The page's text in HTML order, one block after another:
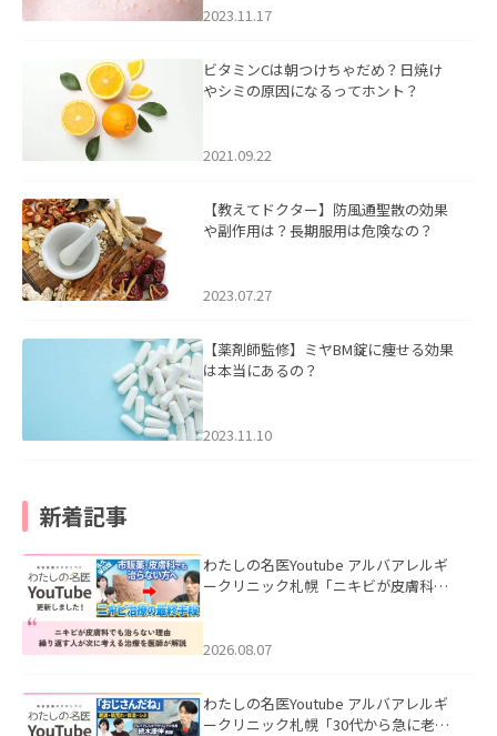
2023.11.17
ビタミンCは朝つけちゃだめ？日焼け
やシミの原因になるってホント？
2021.09.22
【教えてドクター】防風通聖散の効果
や副作用は？長期服用は危険なの？
2023.07.27
【薬剤師監修】ミヤBM錠に痩せる効果
は本当にあるの？
2023.11.10
新着記事
わたしの名医Youtube アルバアレルギ
ークリニック札幌「ニキビが皮膚科で
ました。
2026.08.07
わたしの名医Youtube アルバアレルギ
ークリニック札幌「30代から急に老け